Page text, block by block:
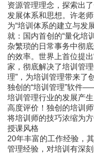
资源管理理念，探索出
发展体系和思想。许老
为“培训体系的建立与发
就：国内首创的“量化培
杂繁琐的日常事务中彻
的效率。世界上首位提出
家，彻底解决了培训管
理”，为培训管理带来了
独创的“培训管理”软件
培训管理行业的发展产
高度评价！独创的培训师
将培训师的技巧浓缩为
授课风格
20年丰富的工作经验，
管理经验，对培训有深